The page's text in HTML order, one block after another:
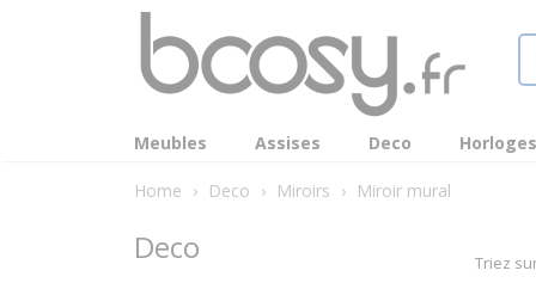
Meubles Assises Deco Horloges
Home › Deco › Miroirs › Miroir mural
Deco Triez